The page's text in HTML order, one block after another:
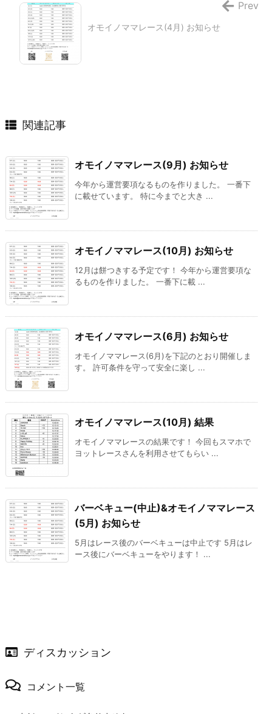
オモイノママレース(4月) お知らせ
Prev
関連記事
オモイノママレース(9月) お知らせ
今年から運営要項なるものを作りました。 一番下
に載せています。 特に今までと大き ...
オモイノママレース(10月) お知らせ
12月は餅つきする予定です！ 今年から運営要項な
るものを作りました。 一番下に載 ...
オモイノママレース(6月) お知らせ
オモイノママレース(6月)を下記のとおり開催しま
す。 許可条件を守って安全に楽し ...
オモイノママレース(10月) 結果
オモイノママレースの結果です！ 今回もスマホで
ヨットレースさんを利用させてもらい ...
バーベキュー(中止)&オモイノママレース
(5月) お知らせ
5月はレース後のバーベキューは中止です 5月はレ
ース後にバーベキューをやります！ ...
ディスカッション
コメント一覧